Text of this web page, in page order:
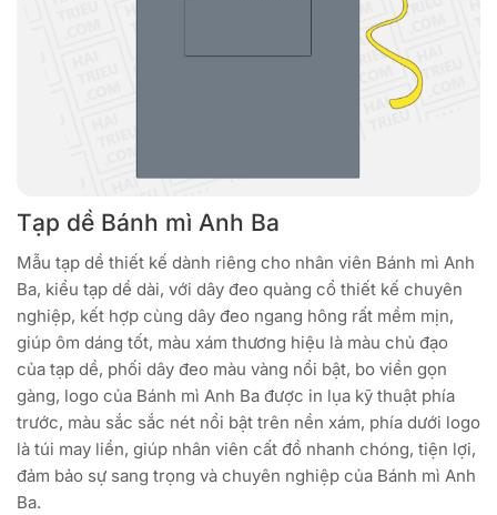
Tạp dề Bánh mì Anh Ba
Mẫu tạp dề thiết kế dành riêng cho nhân viên Bánh mì Anh
Ba, kiểu tạp dề dài, với dây đeo quàng cổ thiết kế chuyên
nghiệp, kết hợp cùng dây đeo ngang hông rất mềm mịn,
giúp ôm dáng tốt, màu xám thương hiệu là màu chủ đạo
của tạp dề, phối dây đeo màu vàng nổi bật, bo viền gọn
gàng, logo của Bánh mì Anh Ba được in lụa kỹ thuật phía
trước, màu sắc sắc nét nổi bật trên nền xám, phía dưới logo
là túi may liền, giúp nhân viên cất đồ nhanh chóng, tiện lợi,
đảm bảo sự sang trọng và chuyên nghiệp của Bánh mì Anh
Ba.